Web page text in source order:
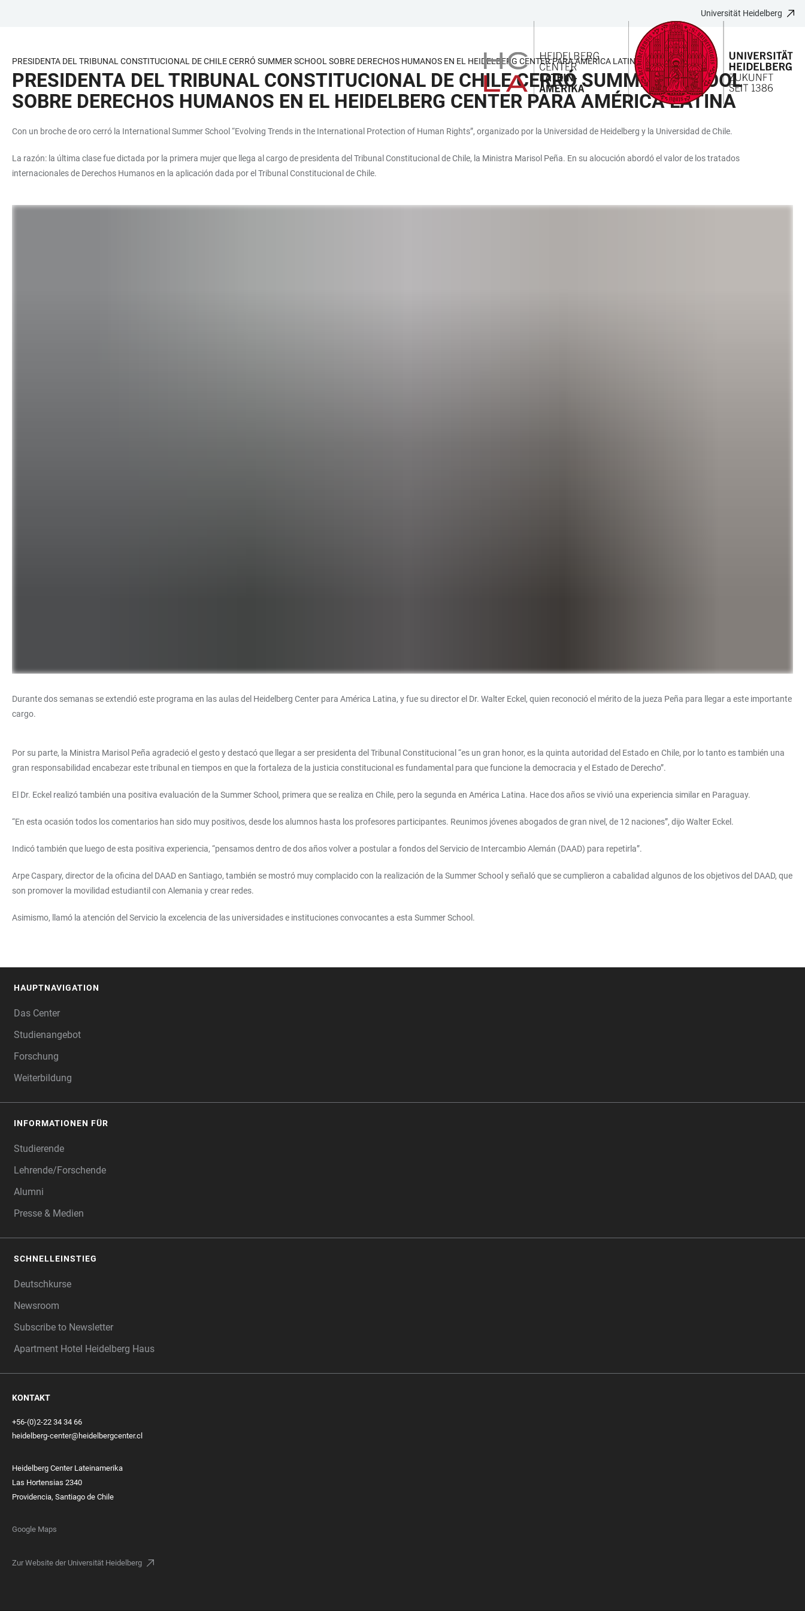
BARRIEREFREIHEIT
Universität Heidelberg
PRESIDENTA DEL TRIBUNAL CONSTITUCIONAL DE CHILE CERRÓ SUMMER SCHOOL SOBRE DERECHOS HUMANOS EN EL HEIDELBERG CENTER PARA AMÉRICA LATINA
PRESIDENTA DEL TRIBUNAL CONSTITUCIONAL DE CHILE CERRÓ SUMMER SCHOOL
SOBRE DERECHOS HUMANOS EN EL HEIDELBERG CENTER PARA AMÉRICA LATINA
Con un broche de oro cerró la International Summer School “Evolving Trends in the International Protection of Human Rights”, organizado por la Universidad de Heidelberg y la Universidad de Chile.
La razón: la última clase fue dictada por la primera mujer que llega al cargo de presidenta del Tribunal Constitucional de Chile, la Ministra Marisol Peña. En su alocución abordó el valor de los tratados
internacionales de Derechos Humanos en la aplicación dada por el Tribunal Constitucional de Chile.
Durante dos semanas se extendió este programa en las aulas del Heidelberg Center para América Latina, y fue su director el Dr. Walter Eckel, quien reconoció el mérito de la jueza Peña para llegar a este importante
cargo.
Por su parte, la Ministra Marisol Peña agradeció el gesto y destacó que llegar a ser presidenta del Tribunal Constitucional “es un gran honor, es la quinta autoridad del Estado en Chile, por lo tanto es también una
gran responsabilidad encabezar este tribunal en tiempos en que la fortaleza de la justicia constitucional es fundamental para que funcione la democracia y el Estado de Derecho”.
El Dr. Eckel realizó también una positiva evaluación de la Summer School, primera que se realiza en Chile, pero la segunda en América Latina. Hace dos años se vivió una experiencia similar en Paraguay.
“En esta ocasión todos los comentarios han sido muy positivos, desde los alumnos hasta los profesores participantes. Reunimos jóvenes abogados de gran nivel, de 12 naciones”, dijo Walter Eckel.
Indicó también que luego de esta positiva experiencia, “pensamos dentro de dos años volver a postular a fondos del Servicio de Intercambio Alemán (DAAD) para repetirla”.
Arpe Caspary, director de la oficina del DAAD en Santiago, también se mostró muy complacido con la realización de la Summer School y señaló que se cumplieron a cabalidad algunos de los objetivos del DAAD, que
son promover la movilidad estudiantil con Alemania y crear redes.
Asimismo, llamó la atención del Servicio la excelencia de las universidades e instituciones convocantes a esta Summer School.
HAUPTNAVIGATION
Das Center
Studienangebot
Forschung
Weiterbildung
INFORMATIONEN FÜR
Studierende
Lehrende/Forschende
Alumni
Presse & Medien
SCHNELLEINSTIEG
Deutschkurse
Newsroom
Subscribe to Newsletter
Apartment Hotel Heidelberg Haus
KONTAKT
+56-(0)2-22 34 34 66
heidelberg-center@heidelbergcenter.cl
Heidelberg Center Lateinamerika
Las Hortensias 2340
Providencia, Santiago de Chile
Google Maps
Zur Website der Universität Heidelberg